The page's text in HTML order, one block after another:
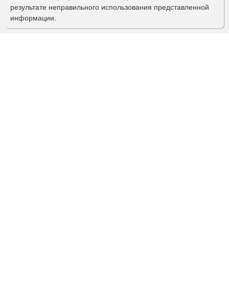
с
к
результате неправильного использования представленной
информации.